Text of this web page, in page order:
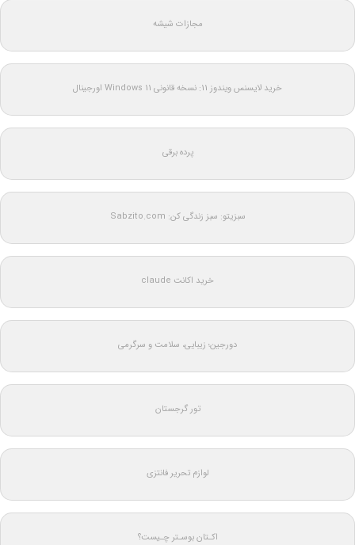
مجازات شیشه
خرید لایسنس ویندوز 11: نسخه قانونی Windows 11 اورجینال
پرده برقی
سبزیتو: سبز زندگی کن: Sabzito.com
خرید اکانت claude
دورجین؛ زیبایی، سلامت و سرگرمی
تور گرجستان
لوازم تحریر فانتزی
اکـتان بوسـتر چـیست؟